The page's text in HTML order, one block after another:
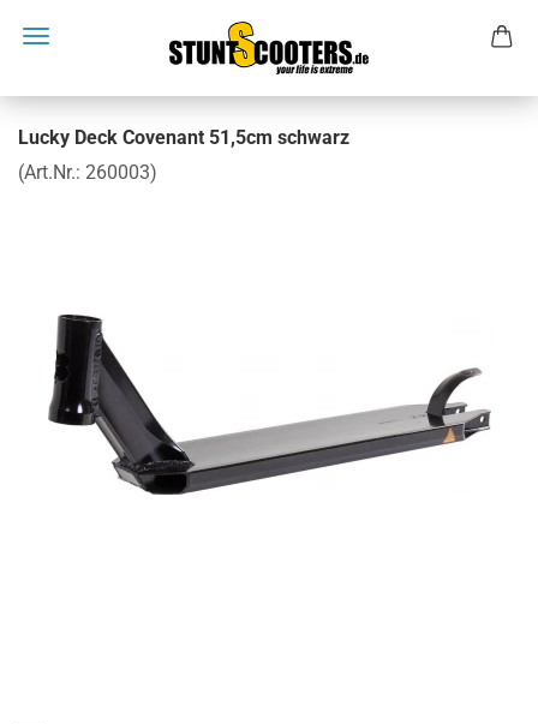
Lucky Deck Covenant 51,5cm schwarz
(Art.Nr.: 260003)